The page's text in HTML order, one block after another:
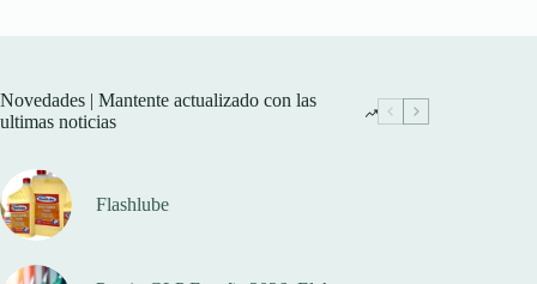
Novedades | Mantente actualizado con las
ultimas noticias
Flashlube